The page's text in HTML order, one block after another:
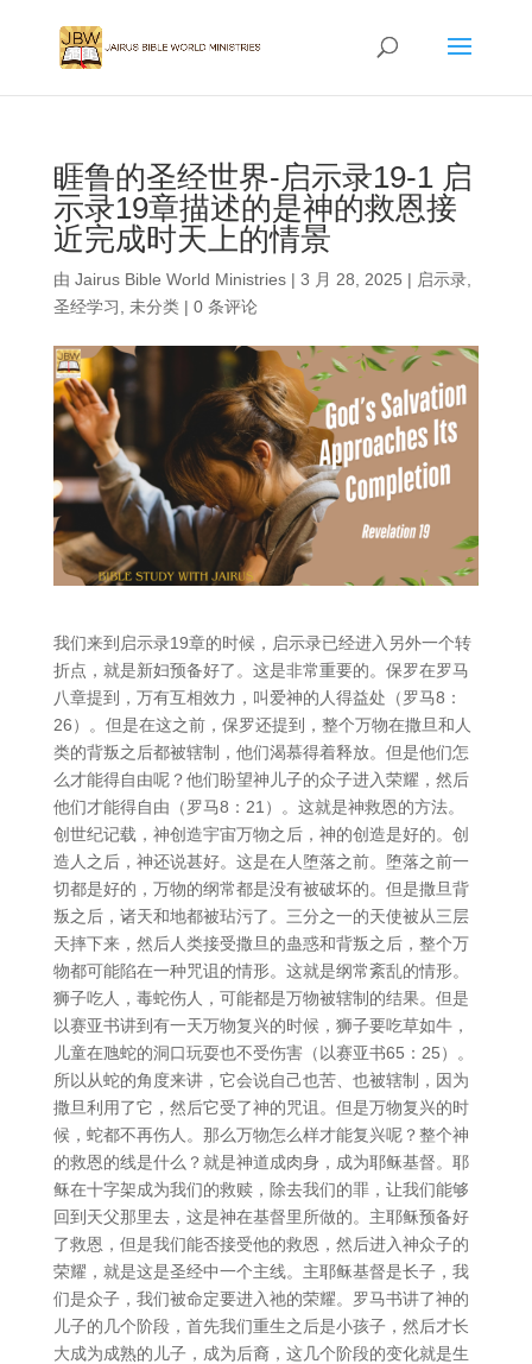
睚鲁的圣经世界-启示录19-1 启
示录19章描述的是神的救恩接
近完成时天上的情景
由 Jairus Bible World Ministries| 3 月 28, 2025 | 启示录,
圣经学习
未分类| 0 条评论
我们来到启示录19章的时候，启示录已经进入另外一个转
折点，就是新妇预备好了。这是非常重要的。保罗在罗马
八章提到，万有互相效力，叫爱神的人得益处（罗马8：
26）。但是在这之前，保罗还提到，整个万物在撒旦和人
类的背叛之后都被辖制，他们渴慕得着释放。但是他们怎
么才能得自由呢？他们盼望神儿子的众子进入荣耀，然后
他们才能得自由（罗马8：21）。这就是神救恩的方法。
创世纪记载，神创造宇宙万物之后，神的创造是好的。创
造人之后，神还说甚好。这是在人堕落之前。堕落之前一
切都是好的，万物的纲常都是没有被破坏的。但是撒旦背
叛之后，诸天和地都被玷污了。三分之一的天使被从三层
天摔下来，然后人类接受撒旦的蛊惑和背叛之后，整个万
物都可能陷在一种咒诅的情形。这就是纲常紊乱的情形。
狮子吃人，毒蛇伤人，可能都是万物被辖制的结果。但是
以赛亚书讲到有一天万物复兴的时候，狮子要吃草如牛，
儿童在虺蛇的洞口玩耍也不受伤害（以赛亚书65：25）。
所以从蛇的角度来讲，它会说自己也苦、也被辖制，因为
撒旦利用了它，然后它受了神的咒诅。但是万物复兴的时
候，蛇都不再伤人。那么万物怎么样才能复兴呢？整个神
的救恩的线是什么？就是神道成肉身，成为耶稣基督。耶
稣在十字架成为我们的救赎，除去我们的罪，让我们能够
回到天父那里去，这是神在基督里所做的。主耶稣预备好
了救恩，但是我们能否接受他的救恩，然后进入神众子的
荣耀，就是这是圣经中一个主线。主耶稣基督是长子，我
们是众子，我们被命定要进入祂的荣耀。罗马书讲了神的
儿子的几个阶段，首先我们重生之后是小孩子，然后才长
大成为成熟的儿子，成为后裔，这几个阶段的变化就是生